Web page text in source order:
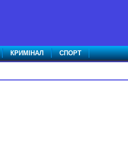
КРИМІНАЛ СПОРТ